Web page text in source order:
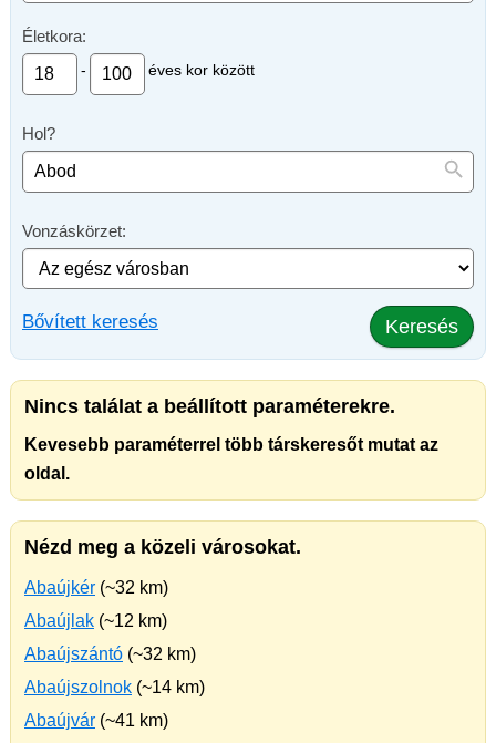
Életkora:
- éves kor között
Hol?
Vonzáskörzet:
Bővített keresés Keresés
Nincs találat a beállított paraméterekre.
Kevesebb paraméterrel több társkeresőt mutat az
oldal.
Nézd meg a közeli városokat.
Abaújkér (~32 km)
Abaújlak (~12 km)
Abaújszántó (~32 km)
Abaújszolnok (~14 km)
Abaújvár (~41 km)